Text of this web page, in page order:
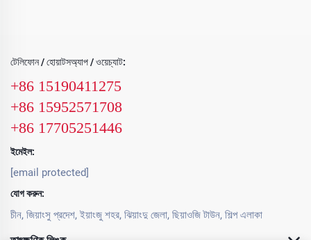
টেলিফোন / হোয়াটসঅ্যাপ / ওয়েচ্যাট:
+86 15190411275
+86 15952571708
+86 17705251446
ইমেইল:
[email protected]
যোগ করুন:
চীন, জিয়াংসু প্রদেশ, ইয়াংজু শহর, ঝিয়াংদু জেলা, ছিয়াওজি টাউন, শিল্প এলাকা